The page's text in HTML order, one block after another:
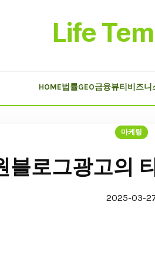
Life
HOME법률GEO금융뷰티 비즈니
마케팅
블로그광고의
2025-03-